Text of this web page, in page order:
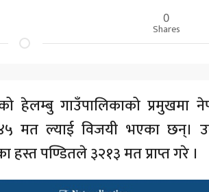
0
Shares
हेलम्बु गाउँपालिकाको प्रमुखमा
मत ल्याई विजयी भएका छन्।
हस्त पण्डितले ३२१३ मत प्राप्त गरे ।